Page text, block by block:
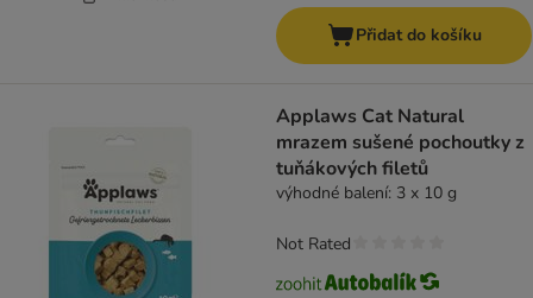
Přidat do košíku
Applaws Cat Natural
mrazem sušené pochoutky z
tuňákových filetů
výhodné balení: 3 x 10 g
Not Rated